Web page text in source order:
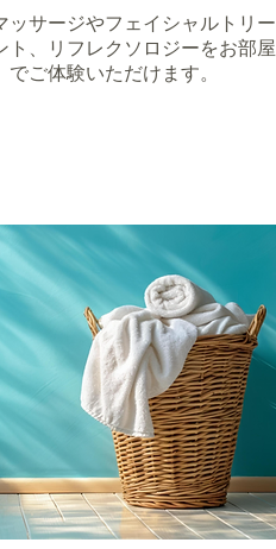
ッサージやフェイシャルトリー
ト、リフレクソロジーをお部屋
でご体験いただけます。​